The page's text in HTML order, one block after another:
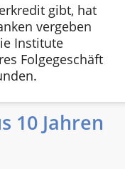
gibt, hat
vergeben
Institute
Folgegeschäft
10 Jahren